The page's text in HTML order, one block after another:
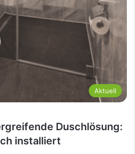
Aktuell
Duschlösung:
installiert